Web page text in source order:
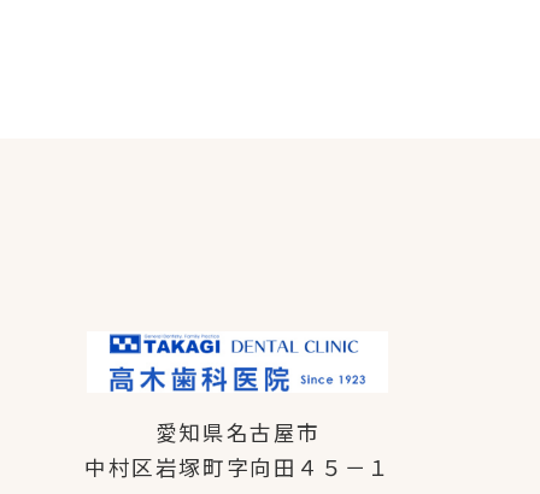
愛知県名古屋市
中村区岩塚町字向田４５－１